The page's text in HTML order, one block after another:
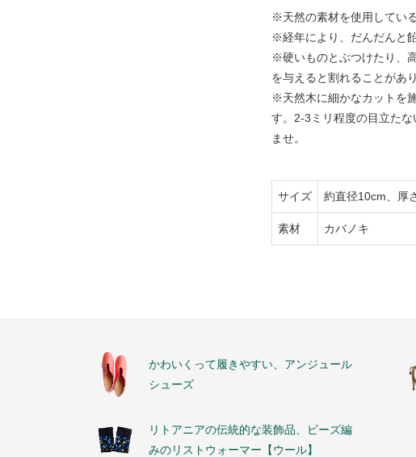
※天然の素材を使用してい
※経年により、だんだんと
※硬いものとぶつけたり、
を与えると割れることがあ
※天然木に細かなカットを
す。2-3ミリ程度の目立た
ませ。
サイズ 約直径10cm、厚
素材 カバノキ
かわいくって履きやすい、アンジュール
シューズ
リトアニアの伝統的な装飾品、ビーズ編
みのリストウォーマー【ウール】